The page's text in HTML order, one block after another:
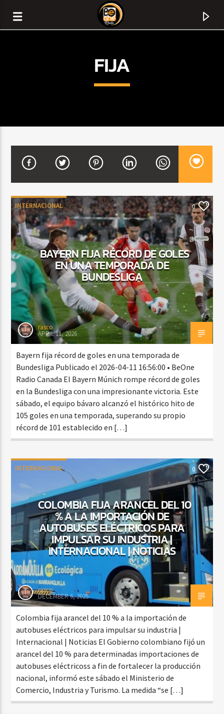
TITLE
ARTIST
CURRENT SHOW
DE POR AQUÍ Y POR ALLÁ CON TACHA
7:00 PM 8:00 PM
FIJA
INTERNACIONAL 0
BAYERN FIJA RÉCORD DE GOLES
EN UNA TEMPORADA DE
BUNDESLIGA
rasco
APRIL 11, 2026
Bayern fija récord de goles en una temporada de
Bundesliga Publicado el 2026-04-11 16:56:00 • BeOne
Radio Canada El Bayern Múnich rompe récord de goles
en la Bundesliga con una impresionante victoria. Este
sábado, el equipo bávaro alcanzó el histórico hito de
105 goles en una temporada, superando su propio
récord de 101 establecido en […]
INTERNACIONAL 0
COLOMBIA FIJA ARANCEL DEL 10
% A LA IMPORTACIÓN DE
AUTOBUSES ELÉCTRICOS PARA
IMPULSAR SU INDUSTRIA |
INTERNACIONAL | NOTICIAS
rasco
DECEMBER 6, 2025
Colombia fija arancel del 10 % a la importación de
autobuses eléctricos para impulsar su industria |
Internacional | Noticias El Gobierno colombiano fijó un
arancel del 10 % para determinadas importaciones de
autobuses eléctricoss a fin de fortalecer la producción
nacional, informó este sábado el Ministerio de
Comercio, Industria y Turismo. La medida “se […]